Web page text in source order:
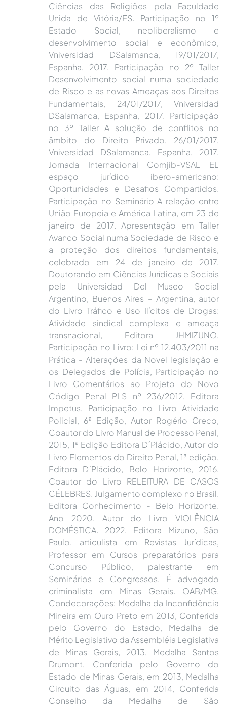
Ciências das Religiões pela Faculdade
Unida de Vitória/ES. Participação no 1º
Estado Social, neoliberalismo e
desenvolvimento social e econômico,
Vniversidad DSalamanca, 19/01/2017,
Espanha, 2017. Participação no 2º Taller
Desenvolvimento social numa sociedade
de Risco e as novas Ameaças aos Direitos
Fundamentais, 24/01/2017, Vniversidad
DSalamanca, Espanha, 2017. Participação
no 3º Taller A solução de conflitos no
âmbito do Direito Privado, 26/01/2017,
Vniversidad DSalamanca, Espanha, 2017.
Jornada Internacional Comjib-VSAL EL
espaço jurídico ibero-americano:
Oportunidades e Desafios Compartidos.
Participação no Seminário A relação entre
União Europeia e América Latina, em 23 de
janeiro de 2017. Apresentação em Taller
Avanco Social numa Sociedade de Risco e
a proteção dos direitos fundamentais,
celebrado em 24 de janeiro de 2017.
Doutorando em Ciências Jurídicas e Sociais
pela Universidad Del Museo Social
Argentino, Buenos Aires – Argentina, autor
do Livro Tráfico e Uso Ilícitos de Drogas:
Atividade sindical complexa e ameaça
transnacional, Editora JHMIZUNO,
Participação no Livro: Lei nº 12.403/2011 na
Prática - Alterações da Novel legislação e
os Delegados de Polícia, Participação no
Livro Comentários ao Projeto do Novo
Código Penal PLS nº 236/2012, Editora
Impetus, Participação no Livro Atividade
Policial, 6ª Edição, Autor Rogério Greco,
Coautor do Livro Manual de Processo Penal,
2015, 1ª Edição Editora D´Plácido, Autor do
Livro Elementos do Direito Penal, 1ª edição,
Editora D´Plácido, Belo Horizonte, 2016.
Coautor do Livro RELEITURA DE CASOS
CÉLEBRES. Julgamento complexo no Brasil.
Editora Conhecimento - Belo Horizonte.
Ano 2020. Autor do Livro VIOLÊNCIA
DOMÉSTICA. 2022. Editora Mizuno, São
Paulo. articulista em Revistas Jurídicas,
Professor em Cursos preparatórios para
Concurso Público, palestrante em
Seminários e Congressos. É advogado
criminalista em Minas Gerais. OAB/MG.
Condecorações: Medalha da Inconfidência
Mineira em Ouro Preto em 2013, Conferida
pelo Governo do Estado, Medalha de
Mérito Legislativo da Assembléia Legislativa
de Minas Gerais, 2013, Medalha Santos
Drumont, Conferida pelo Governo do
Estado de Minas Gerais, em 2013, Medalha
Circuito das Águas, em 2014, Conferida
Conselho da Medalha de São